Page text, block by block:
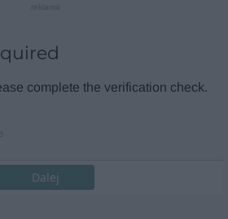
complete the verification check.
Dalej